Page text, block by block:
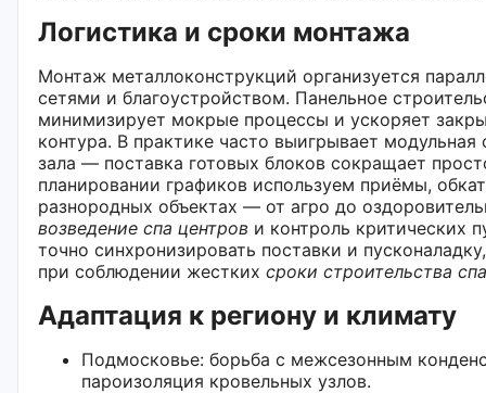
Логистика и сроки монтажа
Монтаж металлоконструкций организуется
сетями и благоустройством. Панельное
минимизирует мокрые процессы и ускоряет
контура. В практике часто выигрывает модульная
зала — поставка готовых блоков сокращает
планировании графиков используем приёмы,
разнородных объектах — от агро до
возведение спа центров и контроль критических
точно синхронизировать поставки и
при соблюдении жестких сроки строительства
Адаптация к региону и климату
Подмосковье: борьба с межсезонным
пароизоляция кровельных узлов.